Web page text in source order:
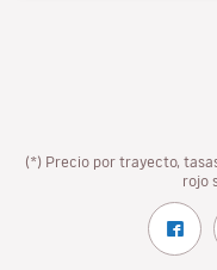
(*) Precio por trayecto,
rojo